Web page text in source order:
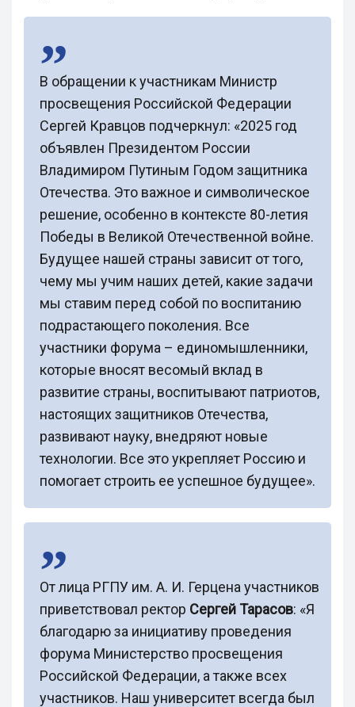
В обращении к участникам Министр
просвещения Российской Федерации
Сергей Кравцов подчеркнул: «2025 год
объявлен Президентом России
Владимиром Путиным Годом защитника
Отечества. Это важное и символическое
решение, особенно в контексте 80-летия
Победы в Великой Отечественной войне.
Будущее нашей страны зависит от того,
чему мы учим наших детей, какие задачи
мы ставим перед собой по воспитанию
подрастающего поколения. Все
участники форума – единомышленники,
которые вносят весомый вклад в
развитие страны, воспитывают патриотов,
настоящих защитников Отечества,
развивают науку, внедряют новые
технологии. Все это укрепляет Россию и
помогает строить ее успешное будущее».
От лица РГПУ им. А. И. Герцена участников
приветствовал ректор Сергей Тарасов: «Я
благодарю за инициативу проведения
форума Министерство просвещения
Российской Федерации, а также всех
участников. Наш университет всегда был